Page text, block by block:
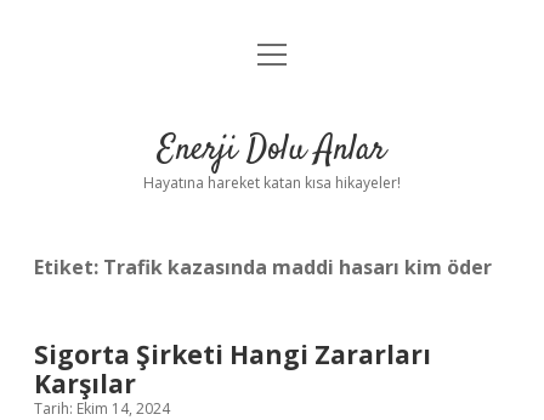
Anasayfa
Yasal Uyarı
menüyü
Enerji Dolu Anlar
Hayatına hareket katan kısa hikayeler!
Etiket: Trafik kazasında maddi hasarı kim öder
Sigorta Şirketi Hangi Zararları
Karşılar
Tarih: Ekim 14, 2024